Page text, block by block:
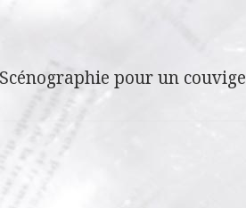
Scénographie pour un couvige